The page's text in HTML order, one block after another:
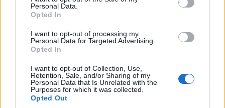
Personal Data.
Opted In
I want to opt-out of processing my
Personal Data for Targeted Advertising.
Opted In
I want to opt-out of Collection, Use,
Retention, Sale, and/or Sharing of my
Personal Data that Is Unrelated with the
Purposes for which it was collected.
Opted Out